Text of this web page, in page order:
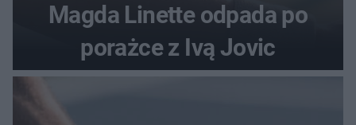
Magda Linette odpada po
porażce z Ivą Jovic